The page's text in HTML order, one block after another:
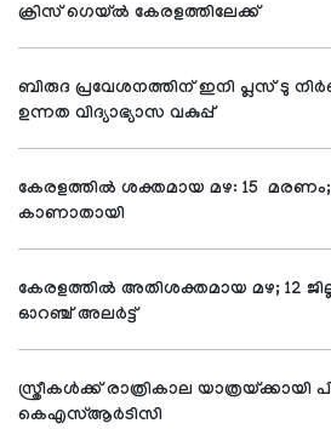
ക്രിസ് ഗെയ്ല്‍ കേരളത്തിലേക്ക്
ബിരുദ പ്രവേശനത്തിന് ഇനി പ്ലസ് ടു
ഉന്നത വിദ്യാഭ്യാസ വകുപ്പ്
കേരളത്തില്‍ ശക്തമായ മഴ: 15
കാണാതായി
കേരളത്തില്‍ അതിശക്തമായ മഴ; 12
ഓറഞ്ച് അലര്‍ട്ട്
സ്ത്രീകള്‍ക്ക് രാത്രികാല യാത്രയ്ക്കായി
കെഎസ്ആര്‍ടിസി